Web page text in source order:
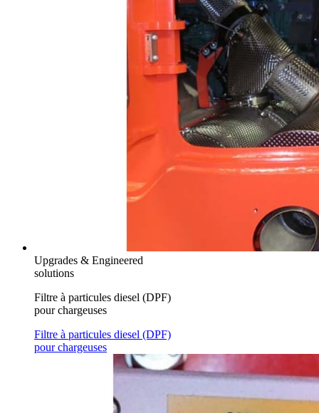
Upgrades & Engineered
solutions
Filtre à particules diesel (DPF)
pour chargeuses
Filtre à particules diesel (DPF)
pour chargeuses